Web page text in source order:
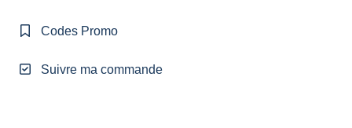
Codes Promo
Suivre ma commande